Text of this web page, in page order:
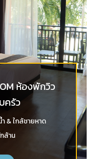
ห้องพักวิว
ครัว
& ใกล้ชายหาด
ล้าน